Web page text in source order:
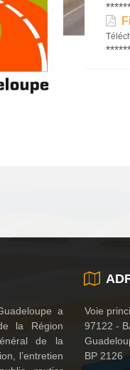
a
la Région
de la
l’entretien
Voie
97122 -
BP 2126